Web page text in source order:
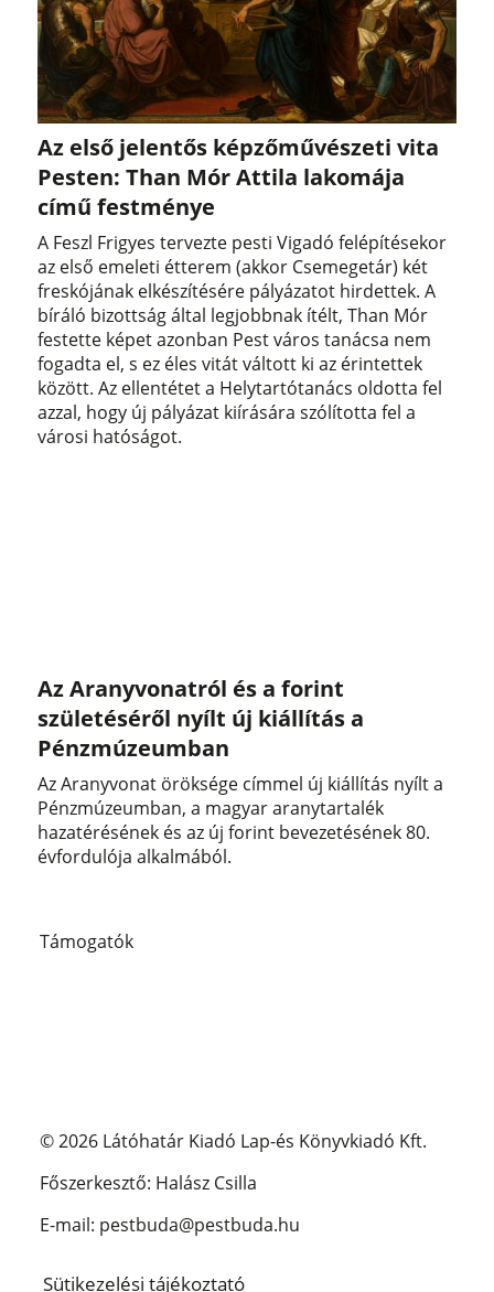
Az első jelentős képzőművészeti vita
Pesten: Than Mór Attila lakomája
című festménye
A Feszl Frigyes tervezte pesti Vigadó felépítésekor
az első emeleti étterem (akkor Csemegetár) két
freskójának elkészítésére pályázatot hirdettek. A
bíráló bizottság által legjobbnak ítélt, Than Mór
festette képet azonban Pest város tanácsa nem
fogadta el, s ez éles vitát váltott ki az érintettek
között. Az ellentétet a Helytartótanács oldotta fel
azzal, hogy új pályázat kiírására szólította fel a
városi hatóságot.
Az Aranyvonatról és a forint
születéséről nyílt új kiállítás a
Pénzmúzeumban
Az Aranyvonat öröksége címmel új kiállítás nyílt a
Pénzmúzeumban, a magyar aranytartalék
hazatérésének és az új forint bevezetésének 80.
évfordulója alkalmából.
Támogatók
© 2026 Látóhatár Kiadó Lap-és Könyvkiadó Kft.
Főszerkesztő: Halász Csilla
E-mail: pestbuda@pestbuda.hu
Sütikezelési tájékoztató